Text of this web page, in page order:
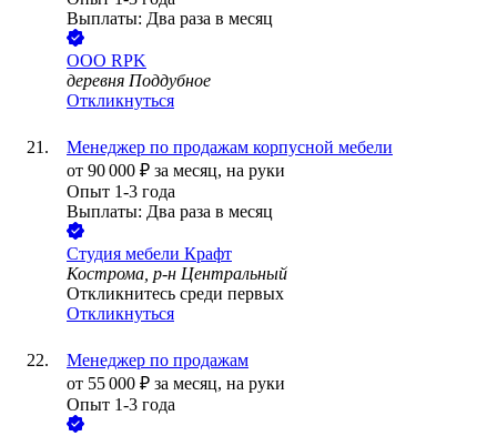
Выплаты: Два раза в месяц
ООО RPK
деревня Поддубное
Откликнуться
Менеджер по продажам корпусной мебели
от 90 000 ₽ за месяц, на руки
Опыт 1-3 года
Выплаты: Два раза в месяц
Студия мебели Крафт
Кострома, р-н Центральный
Откликнитесь среди первых
Откликнуться
Менеджер по продажам
от 55 000 ₽ за месяц, на руки
Опыт 1-3 года